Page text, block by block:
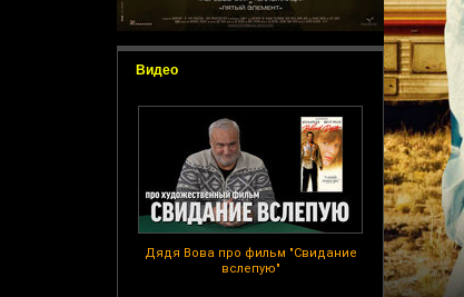
Видео
Дядя Вова про фильм "Свидание
вслепую"